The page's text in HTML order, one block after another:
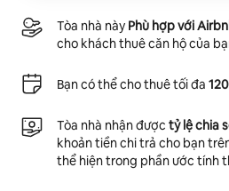
Tòa nhà này Phù hợp với
cho khách thuê căn hộ của
Bạn có thể cho thuê tối đa
Tòa nhà nhận được tỷ lệ chia
khoản tiền chi trả cho bạn
thể hiện trong phần ước tính